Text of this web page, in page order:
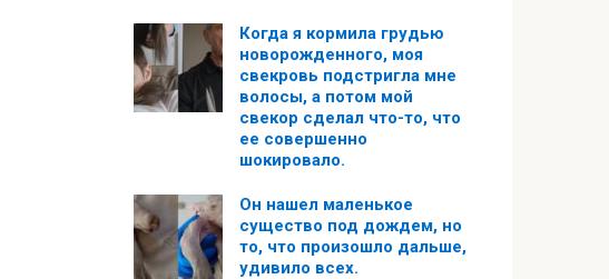
Когда я кормила грудью
новорожденного, моя
свекровь подстригла мне
волосы, а потом мой
свекор сделал что-то, что
ее совершенно
шокировало.
Он нашел маленькое
существо под дождем, но
то, что произошло дальше,
удивило всех.